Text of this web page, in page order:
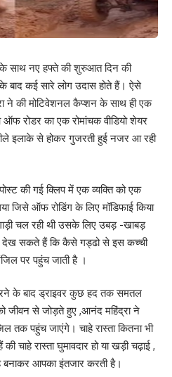
साथ नए हफ्ते की शुरुआत दिन की
कई सारे लोग उदास होते हैं। ऐसे
ने की मोटिवेशनल कैप्शन के साथ ही एक
ऑफ रोडर का एक रोमांचक वीडियो शेयर
इलाके से होकर गुजरती हुई नजर आ रही
की गई क्लिप में एक व्यक्ति को एक
जिसे ऑफ रोडिंग के लिए मॉडिफाई किया
चल रही थी उसके लिए उबड़ -खाबड़
देख सकते हैं कि कैसे गड्ढो से इस कच्ची
पर पहुंच जाती है ।
के बाद ड्राइवर कुछ हद तक समतल
जीवन से जोड़ते हुए ,आनंद महिंद्रा ने
पहुंच जाएंगे। चाहे रास्ता कितना भी
चाहे रास्ता घुमावदार हो या खड़ी चढ़ाई ,
बनाकर आपका इंतजार करती है।